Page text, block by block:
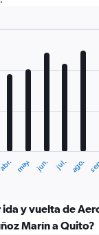
abr. may. jun. jul. ago.
y vuelta de
Marín a Quito?